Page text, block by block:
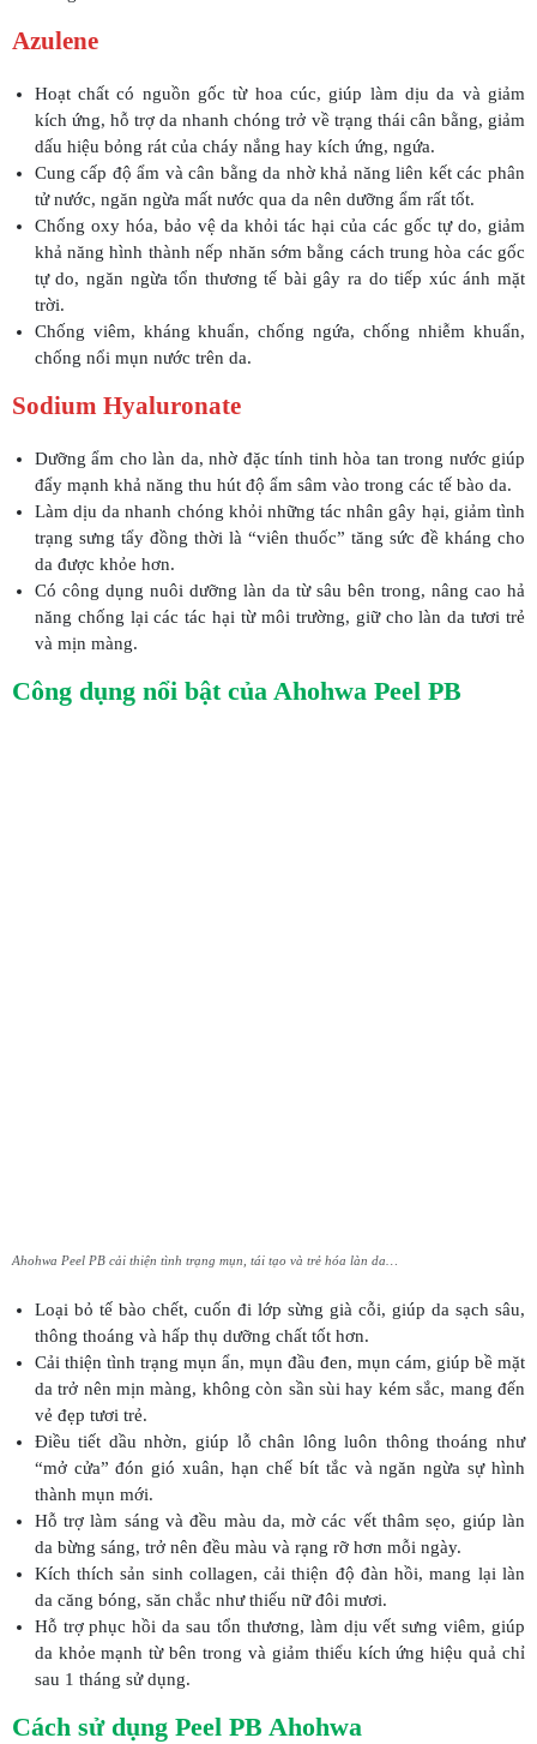
Azulene
Hoạt chất có nguồn gốc từ hoa cúc, giúp làm dịu da và giảm
kích ứng, hỗ trợ da nhanh chóng trở về trạng thái cân bằng, giảm
dấu hiệu bỏng rát của cháy nắng hay kích ứng, ngứa.
Cung cấp độ ẩm và cân bằng da nhờ khả năng liên kết các phân
tử nước, ngăn ngừa mất nước qua da nên dưỡng ẩm rất tốt.
Chống oxy hóa, bảo vệ da khỏi tác hại của các gốc tự do, giảm
khả năng hình thành nếp nhăn sớm bằng cách trung hòa các gốc
tự do, ngăn ngừa tổn thương tế bài gây ra do tiếp xúc ánh mặt
trời.
Chống viêm, kháng khuẩn, chống ngứa, chống nhiễm khuẩn,
chống nổi mụn nước trên da.
Sodium Hyaluronate
Dưỡng ẩm cho làn da, nhờ đặc tính tinh hòa tan trong nước giúp
đẩy mạnh khả năng thu hút độ ẩm sâm vào trong các tế bào da.
Làm dịu da nhanh chóng khỏi những tác nhân gây hại, giảm tình
trạng sưng tẩy đồng thời là “viên thuốc” tăng sức đề kháng cho
da được khỏe hơn.
Có công dụng nuôi dưỡng làn da từ sâu bên trong, nâng cao hả
năng chống lại các tác hại từ môi trường, giữ cho làn da tươi trẻ
và mịn màng.
Công dụng nổi bật của Ahohwa Peel PB
Ahohwa Peel PB cải thiện tình trạng mụn, tái tạo và trẻ hóa làn da…
Loại bỏ tế bào chết, cuốn đi lớp sừng già cỗi, giúp da sạch sâu,
thông thoáng và hấp thụ dưỡng chất tốt hơn.
Cải thiện tình trạng mụn ẩn, mụn đầu đen, mụn cám, giúp bề mặt
da trở nên mịn màng, không còn sần sùi hay kém sắc, mang đến
vẻ đẹp tươi trẻ.
Điều tiết dầu nhờn, giúp lỗ chân lông luôn thông thoáng như
“mở cửa” đón gió xuân, hạn chế bít tắc và ngăn ngừa sự hình
thành mụn mới.
Hỗ trợ làm sáng và đều màu da, mờ các vết thâm sẹo, giúp làn
da bừng sáng, trở nên đều màu và rạng rỡ hơn mỗi ngày.
Kích thích sản sinh collagen, cải thiện độ đàn hồi, mang lại làn
da căng bóng, săn chắc như thiếu nữ đôi mươi.
Hỗ trợ phục hồi da sau tổn thương, làm dịu vết sưng viêm, giúp
da khỏe mạnh từ bên trong và giảm thiểu kích ứng hiệu quả chỉ
sau 1 tháng sử dụng.
Cách sử dụng Peel PB Ahohwa